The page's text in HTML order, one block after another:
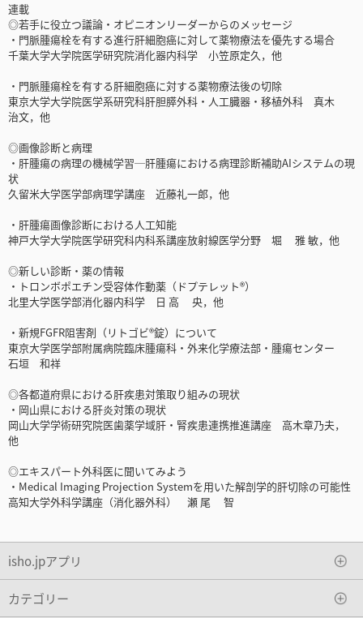
連載
◎若手に役立つ議論・オピニオンリーダーからのメッセージ
・門脈腫瘍栓を有する進行肝細胞癌に対して薬物療法を優先する場合
千葉大学大学院医学研究院消化器内科学 小笠原定久，他
・門脈腫瘍栓を有する肝細胞癌に対する薬物療法後の切除
東京大学大学院医学系研究科肝胆膵外科・人工臓器・移植外科 真木
治文，他
◎画像診断と病理
・肝腫瘍の病理の機械学習─肝腫瘍における病理診断補助AIシステムの現
状
久留米大学医学部病理学講座 近藤礼一郎，他
・肝腫瘍画像診断における人工知能
神戸大学大学院医学研究科内科系講座放射線医学分野 堀 雅 敏，他
◎新しい診断・薬の情報
・トロンボポエチン受容体作動薬（ドプテレット®）
北里大学医学部消化器内科学 日 高 央，他
・新規FGFR阻害剤（リトゴビ®錠）について
東京大学医学部附属病院臨床腫瘍科・外来化学療法部・腫瘍センター
石垣 和祥
◎各都道府県における肝疾患対策取り組みの現状
・岡山県における肝炎対策の現状
岡山大学学術研究院医歯薬学域肝・腎疾患連携推進講座 高木章乃夫，
他
◎エキスパート外科医に聞いてみよう
・Medical Imaging Projection Systemを用いた解剖学的肝切除の可能性
高知大学外科学講座（消化器外科） 瀬 尾 智
isho.jpアプリ
カテゴリー